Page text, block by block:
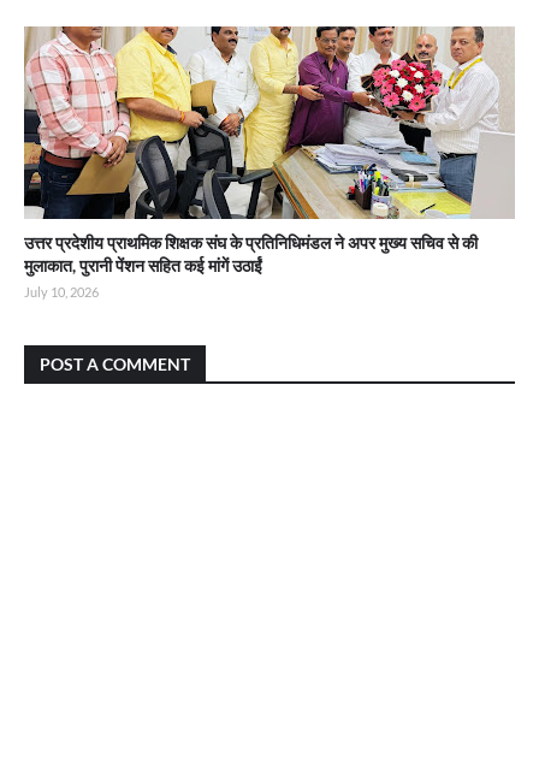
उत्तर प्रदेशीय प्राथमिक शिक्षक संघ के प्रतिनिधिमंडल ने अपर मुख्य सचिव से की
मुलाकात, पुरानी पेंशन सहित कई मांगें उठाईं
July 10, 2026
POST A COMMENT